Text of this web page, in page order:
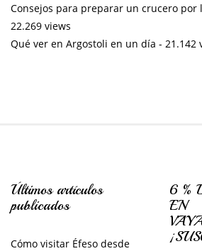
Consejos para preparar un crucero por
22.269 views
Qué ver en Argostoli en un día - 21.142
Últimos artículos
publicados
Cómo visitar Éfeso desde
6 %
EN